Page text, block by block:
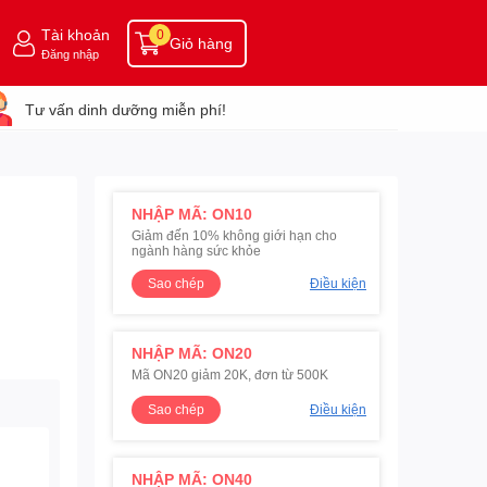
Tài khoản
Đăng nhập
Giỏ hàng
0
Tư vấn dinh dưỡng miễn phí!
NHẬP MÃ: ON10
Giảm đến 10% không giới hạn cho
ngành hàng sức khỏe
Sao chép
Điều kiện
NHẬP MÃ: ON20
Mã ON20 giảm 20K, đơn từ 500K
Sao chép Điều kiện
NHẬP MÃ: ON40